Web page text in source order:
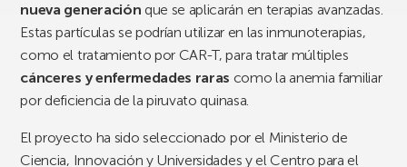
nueva generación que se aplicarán en terapias avanzadas.
Estas partículas se podrían utilizar en las inmunoterapias,
como el tratamiento por CAR-T, para tratar múltiples
cánceres y enfermedades raras como la anemia familiar
por deficiencia de la piruvato quinasa.
El proyecto ha sido seleccionado por el Ministerio de
Ciencia, Innovación y Universidades y el Centro para el